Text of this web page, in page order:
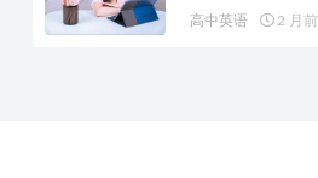
高中英语 2 月前